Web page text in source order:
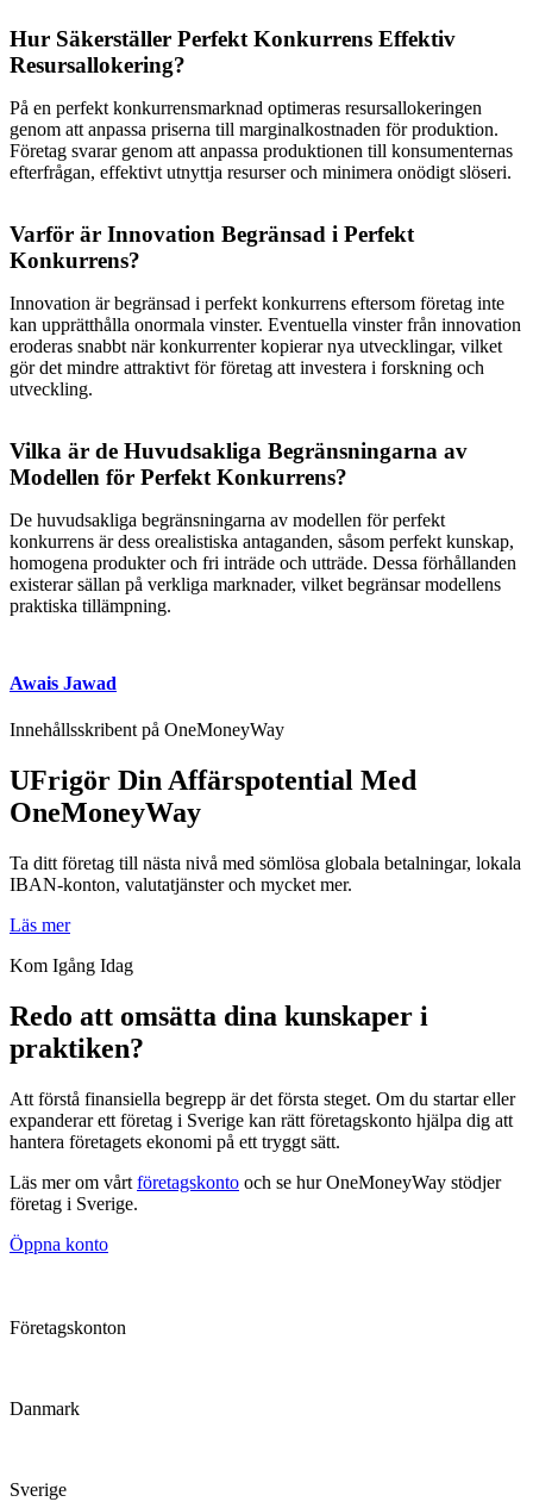
Hur Säkerställer Perfekt Konkurrens Effektiv
Resursallokering?
På en perfekt konkurrensmarknad optimeras resursallokeringen
genom att anpassa priserna till marginalkostnaden för produktion.
Företag svarar genom att anpassa produktionen till konsumenternas
efterfrågan, effektivt utnyttja resurser och minimera onödigt slöseri.
Varför är Innovation Begränsad i Perfekt
Konkurrens?
Innovation är begränsad i perfekt konkurrens eftersom företag inte
kan upprätthålla onormala vinster. Eventuella vinster från innovation
eroderas snabbt när konkurrenter kopierar nya utvecklingar, vilket
gör det mindre attraktivt för företag att investera i forskning och
utveckling.
Vilka är de Huvudsakliga Begränsningarna av
Modellen för Perfekt Konkurrens?
De huvudsakliga begränsningarna av modellen för perfekt
konkurrens är dess orealistiska antaganden, såsom perfekt kunskap,
homogena produkter och fri inträde och utträde. Dessa förhållanden
existerar sällan på verkliga marknader, vilket begränsar modellens
praktiska tillämpning.
Awais Jawad
Innehållsskribent på OneMoneyWay
UFrigör Din Affärspotential Med
OneMoneyWay
Ta ditt företag till nästa nivå med sömlösa globala betalningar, lokala
IBAN-konton, valutatjänster och mycket mer.
Läs mer
Kom Igång Idag
Redo att omsätta dina kunskaper i
praktiken?
Att förstå finansiella begrepp är det första steget. Om du startar eller
expanderar ett företag i Sverige kan rätt företagskonto hjälpa dig att
hantera företagets ekonomi på ett tryggt sätt.
Läs mer om vårt företagskonto och se hur OneMoneyWay stödjer
företag i Sverige.
Öppna konto
Företagskonton
Danmark
Sverige